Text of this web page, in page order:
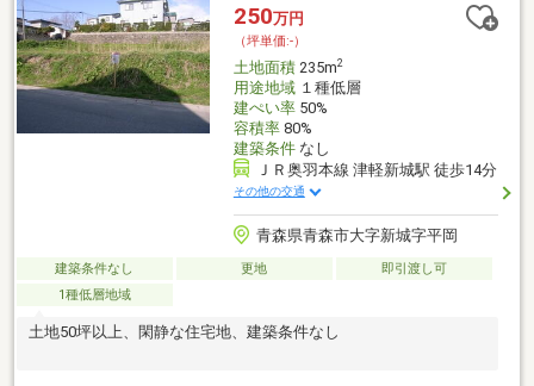
250万円
（坪単価:-）
土地面積235m2
用途地域１種低層
建ぺい率50%
容積率80%
建築条件なし
ＪＲ奥羽本線 津軽新城駅 徒歩14分
その他の交通
青森県青森市大字新城字平岡
建築条件なし 更地
即引渡し可
1種低層地域
土地50坪以上、閑静な住宅地、建築条件なし